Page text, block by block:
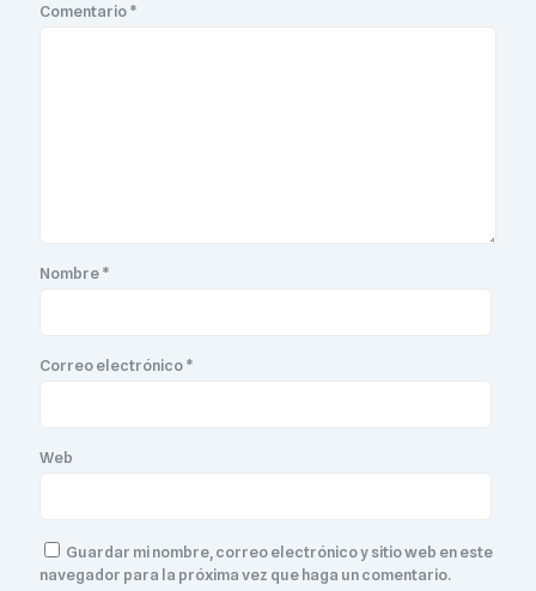
Comentario*
Nombre*
Correo electrónico*
Web
Guardar mi nombre, correo electrónico y sitio web en este
navegador para la próxima vez que haga un comentario.